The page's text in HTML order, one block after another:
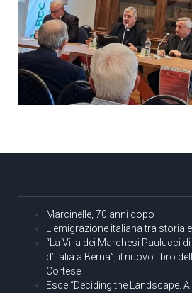
Marcinelle, 70 anni dopo
L’emigrazione italiana tra storia
“La Villa dei Marchesi Paulucci
d’Italia a Berna”, il nuovo libro
Cortese
Esce “Deciding the Landscape.